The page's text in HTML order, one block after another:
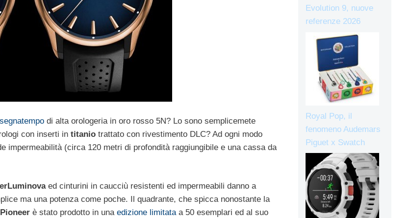
segnatempo di alta orologeria in oro rosso 5N? Lo sono semplicemete
con inserti in titanio trattato con rivestimento DLC? Ad ogni modo
impermeabilità (circa 120 metri di profondità raggiungibile e una cassa da
ed cinturini in caucciù resistenti ed impermeabili danno a
ma una potenza come poche. Il quadrante, che spicca nonostante la
è stato prodotto in una edizione limitataa 50 esemplari ed al suo
Evolution 9, nuove
referenze 2026
Royal Pop, il
fenomeno Audemars
Piguet x Swatch